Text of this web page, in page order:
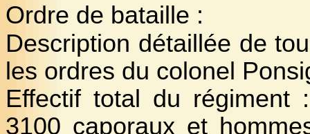
Ordre de bataille :
Description détaillée de
les ordres du colonel
Effectif total du régiment
3100 caporaux et